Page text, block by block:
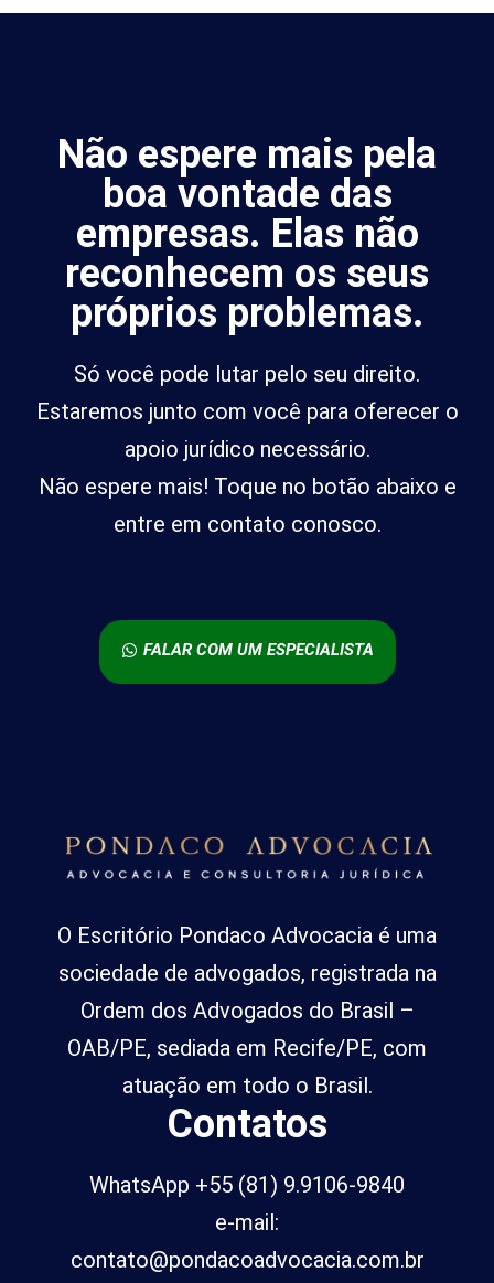
Não espere mais pela
boa vontade das
empresas. Elas não
reconhecem os seus
próprios problemas.
Só você pode lutar pelo seu direito.
Estaremos junto com você para oferecer o
apoio jurídico necessário.
Não espere mais! Toque no botão abaixo e
entre em contato conosco.
FALAR COM UM ESPECIALISTA
O Escritório Pondaco Advocacia é uma
sociedade de advogados, registrada na
Ordem dos Advogados do Brasil –
OAB/PE, sediada em Recife/PE, com
atuação em todo o Brasil.
Contatos
WhatsApp +55 (81) 9.9106-9840
e-mail:
contato@pondacoadvocacia.com.br